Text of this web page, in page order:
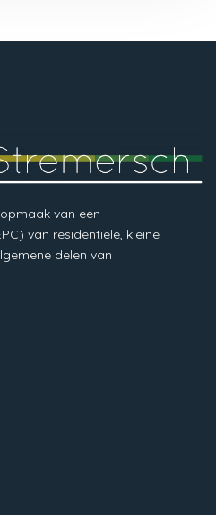
van een
van residentiële, kleine
delen van